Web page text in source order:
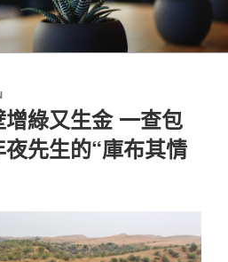
綠又生金 一查包
先生的“庫布其情